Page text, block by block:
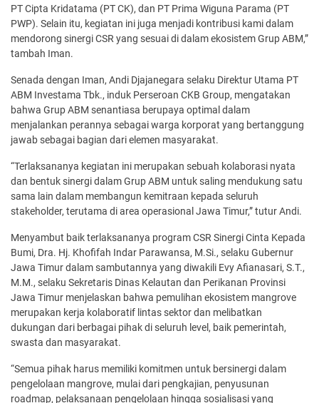
PT Cipta Kridatama (PT CK), dan PT Prima Wiguna Parama (PT
PWP). Selain itu, kegiatan ini juga menjadi kontribusi kami dalam
mendorong sinergi CSR yang sesuai di dalam ekosistem Grup ABM,”
tambah Iman.
Senada dengan Iman, Andi Djajanegara selaku Direktur Utama PT
ABM Investama Tbk., induk Perseroan CKB Group, mengatakan
bahwa Grup ABM senantiasa berupaya optimal dalam
menjalankan perannya sebagai warga korporat yang bertanggung
jawab sebagai bagian dari elemen masyarakat.
“Terlaksananya kegiatan ini merupakan sebuah kolaborasi nyata
dan bentuk sinergi dalam Grup ABM untuk saling mendukung satu
sama lain dalam membangun kemitraan kepada seluruh
stakeholder, terutama di area operasional Jawa Timur,” tutur Andi.
Menyambut baik terlaksananya program CSR Sinergi Cinta Kepada
Bumi, Dra. Hj. Khofifah Indar Parawansa, M.Si., selaku Gubernur
Jawa Timur dalam sambutannya yang diwakili Evy Afianasari, S.T.,
M.M., selaku Sekretaris Dinas Kelautan dan Perikanan Provinsi
Jawa Timur menjelaskan bahwa pemulihan ekosistem mangrove
merupakan kerja kolaboratif lintas sektor dan melibatkan
dukungan dari berbagai pihak di seluruh level, baik pemerintah,
swasta dan masyarakat.
“Semua pihak harus memiliki komitmen untuk bersinergi dalam
pengelolaan mangrove, mulai dari pengkajian, penyusunan
roadmap, pelaksanaan pengelolaan hingga sosialisasi yang